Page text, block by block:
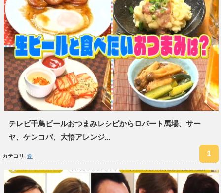
テレビ千鳥ビールおつまみレシピからロバート馬場、サー
ヤ、ケンコバ、大悟アレンジ...
カテゴリ: 食